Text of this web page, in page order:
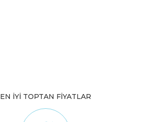
EN İYİ TOPTAN FİYATLAR